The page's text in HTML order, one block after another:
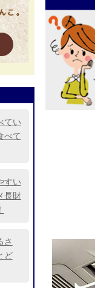
てい
べて
すい
長財
さ
ど